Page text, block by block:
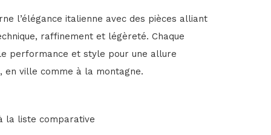
l’élégance italienne avec des pièces alliant
raffinement et légèreté. Chaque
performance et style pour une allure
en ville comme à la montagne.
la liste comparative